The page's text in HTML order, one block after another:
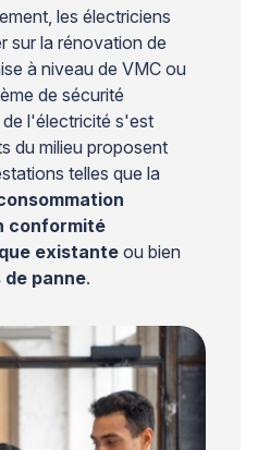
les électriciens
sur la rénovation de
à niveau de VMC ou
de sécurité
l'électricité s'est
du milieu proposent
telles que la
conformité
existante ou bien
panne.